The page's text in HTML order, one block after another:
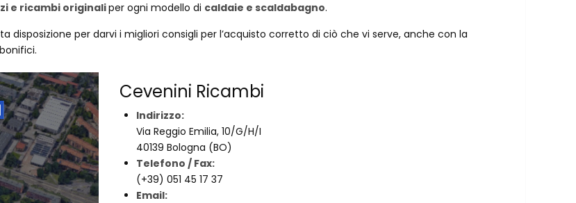
e ricambi originaliper ogni modello di caldaie e scaldabagno.
per darvi i migliori consigli per l’acquisto corretto di ciò che vi serve, anche con la
Cevenini Ricambi
Indirizzo:
Via Reggio Emilia, 10/G/H/I
40139 Bologna (BO)
Telefono / Fax:
(+39) 051 45 17 37
Email: